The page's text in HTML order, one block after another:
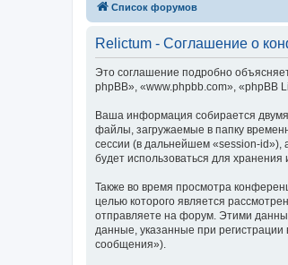
Список форумов
Relictum - Соглашение о
Это соглашение подробно
phpBB», «www.phpbb.com», «phpBB
Ваша информация собирается
файлы, загружаемые в папку
сессии (в дальнейшем «session-id»),
будет использоваться для
Также во время просмотра
целью которого является
отправляете на форум. Этими
данные, указанные при
сообщения»).